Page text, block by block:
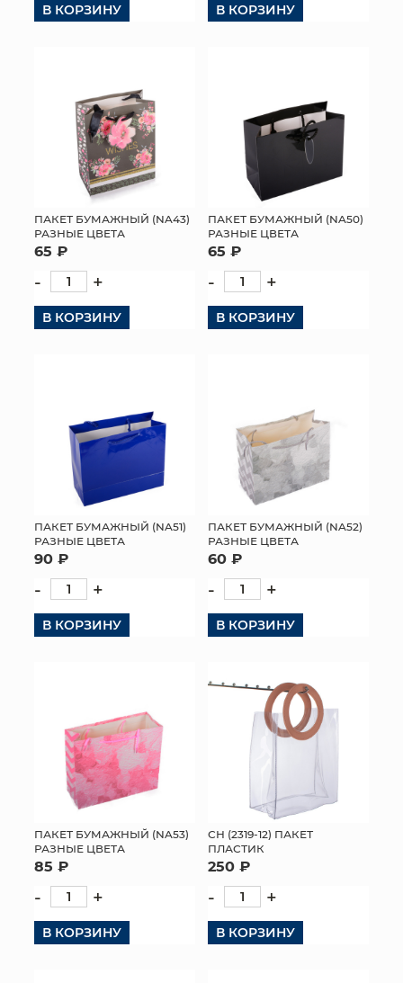
В КОРЗИНУ В КОРЗИНУ
ПАКЕТ БУМАЖНЫЙ (NA43)
РАЗНЫЕ ЦВЕТА
65 ₽
- +
В КОРЗИНУ
ПАКЕТ БУМАЖНЫЙ (NA50)
РАЗНЫЕ ЦВЕТА
65 ₽
- +
В КОРЗИНУ
ПАКЕТ БУМАЖНЫЙ (NA51)
РАЗНЫЕ ЦВЕТА
90 ₽
- +
В КОРЗИНУ
ПАКЕТ БУМАЖНЫЙ (NA52)
РАЗНЫЕ ЦВЕТА
60 ₽
- +
В КОРЗИНУ
ПАКЕТ БУМАЖНЫЙ (NA53)
РАЗНЫЕ ЦВЕТА
85 ₽
- +
В КОРЗИНУ
СН (2319-12) ПАКЕТ
ПЛАСТИК
250 ₽
- +
В КОРЗИНУ